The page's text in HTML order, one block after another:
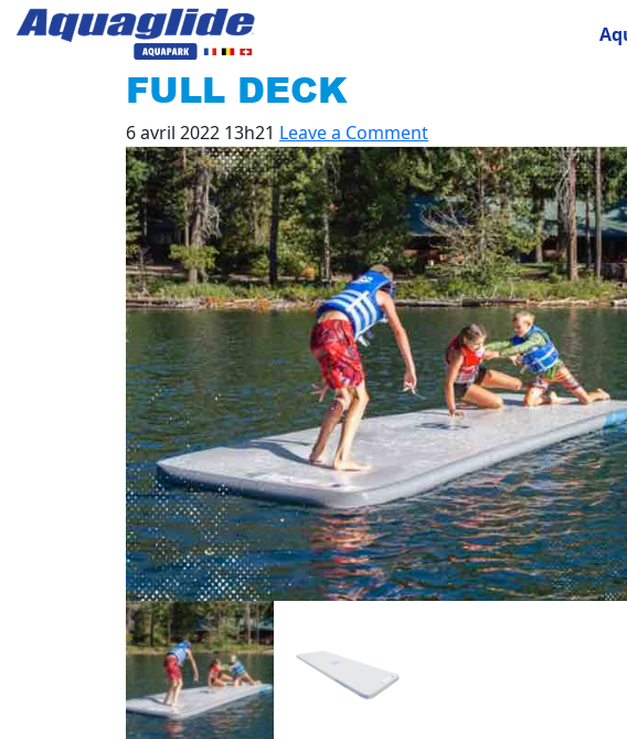
FULL DECK
6 avril 2022 13h21 Leave a Comment